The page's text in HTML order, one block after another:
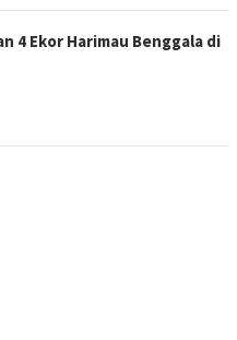
4 Ekor Harimau Benggala di